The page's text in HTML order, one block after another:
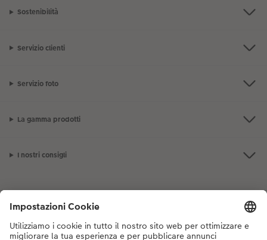
Sostenibilità
Servizio clienti
Servizio foto
La gamma prodotti
I nostri consigli